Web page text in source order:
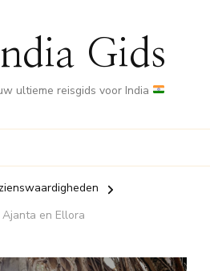
Gids
ultieme reisgids voor India
en Ellora